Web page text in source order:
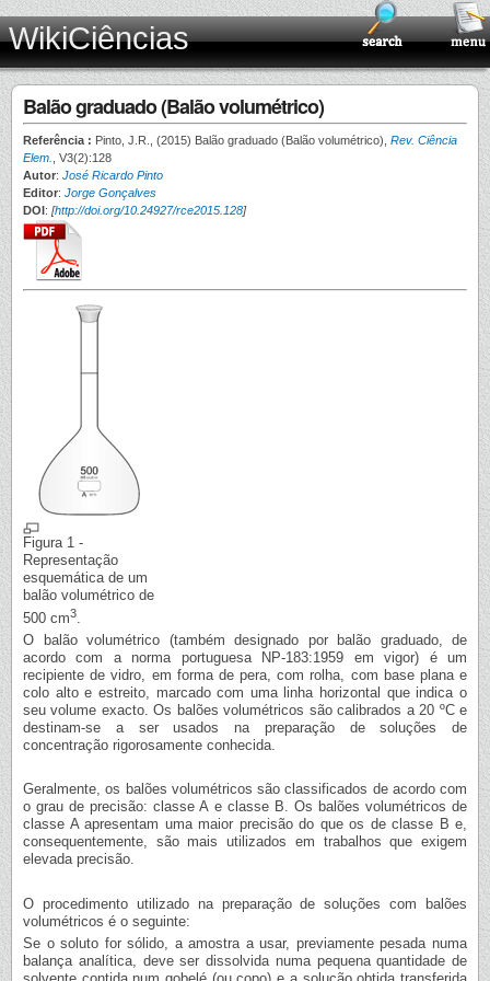
WikiCiências
Balão graduado (Balão volumétrico)
Referência : Pinto, J.R., (2015) Balão graduado (Balão volumétrico), Rev. Ciência
Elem.
, V3(2):128
Autor: José Ricardo Pinto
Editor: Jorge Gonçalves
DOI: [http://doi.org/10.24927/rce2015.128]
Figura 1 -
Representação
esquemática de um
balão volumétrico de
500 cm3.
O balão volumétrico (também designado por balão graduado, de
acordo com a norma portuguesa NP-183:1959 em vigor) é um
recipiente de vidro, em forma de pera, com rolha, com base plana e
colo alto e estreito, marcado com uma linha horizontal que indica o
seu volume exacto. Os balões volumétricos são calibrados a 20 ºC e
destinam-se a ser usados na preparação de soluções de
concentração rigorosamente conhecida.
Geralmente, os balões volumétricos são classificados de acordo com
o grau de precisão: classe A e classe B. Os balões volumétricos de
classe A apresentam uma maior precisão do que os de classe B e,
consequentemente, são mais utilizados em trabalhos que exigem
elevada precisão.
O procedimento utilizado na preparação de soluções com balões
volumétricos é o seguinte:
Se o soluto for sólido, a amostra a usar, previamente pesada numa
balança analítica, deve ser dissolvida numa pequena quantidade de